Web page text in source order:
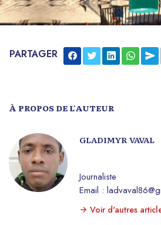
PARTAGER
À PROPOS DE L'AUTEUR
GLADIMYR VAVAL
Journaliste
Email :
Voir d'autres